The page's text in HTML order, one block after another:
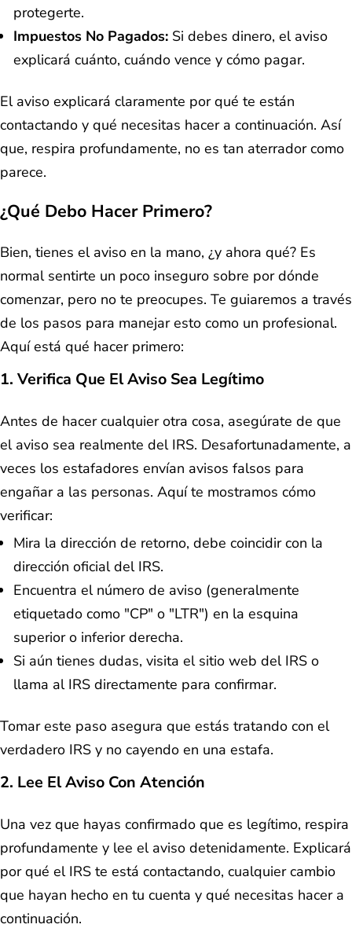
protegerte.
Impuestos No Pagados: Si debes dinero, el aviso
explicará cuánto, cuándo vence y cómo pagar.
El aviso explicará claramente por qué te están
contactando y qué necesitas hacer a continuación. Así
que, respira profundamente, no es tan aterrador como
parece.
¿Qué Debo Hacer Primero?
Bien, tienes el aviso en la mano, ¿y ahora qué? Es
normal sentirte un poco inseguro sobre por dónde
comenzar, pero no te preocupes. Te guiaremos a través
de los pasos para manejar esto como un profesional.
Aquí está qué hacer primero:
1. Verifica Que El Aviso Sea Legítimo
Antes de hacer cualquier otra cosa, asegúrate de que
el aviso sea realmente del IRS. Desafortunadamente, a
veces los estafadores envían avisos falsos para
engañar a las personas. Aquí te mostramos cómo
verificar:
Mira la dirección de retorno, debe coincidir con la
dirección oficial del IRS.
Encuentra el número de aviso (generalmente
etiquetado como "CP" o "LTR") en la esquina
superior o inferior derecha.
Si aún tienes dudas, visita el sitio web del IRS o
llama al IRS directamente para confirmar.
Tomar este paso asegura que estás tratando con el
verdadero IRS y no cayendo en una estafa.
2. Lee El Aviso Con Atención
Una vez que hayas confirmado que es legítimo, respira
profundamente y lee el aviso detenidamente. Explicará
por qué el IRS te está contactando, cualquier cambio
que hayan hecho en tu cuenta y qué necesitas hacer a
continuación.